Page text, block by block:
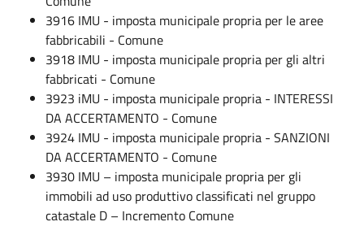
3916 IMU - imposta municipale propria per le aree
fabbricabili - Comune
3918 IMU - imposta municipale propria per gli altri
fabbricati - Comune
3923 iMU - imposta municipale propria - INTERESSI
DA ACCERTAMENTO - Comune
3924 IMU - imposta municipale propria - SANZIONI
DA ACCERTAMENTO - Comune
3930 IMU – imposta municipale propria per gli
immobili ad uso produttivo classificati nel gruppo
catastale D – Incremento Comune